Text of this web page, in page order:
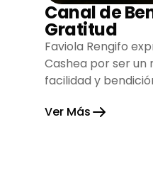
Canal de
Gratitud
Faviola Rengifo
Cashea por ser un
facilidad y
esperanza.
Ver Más